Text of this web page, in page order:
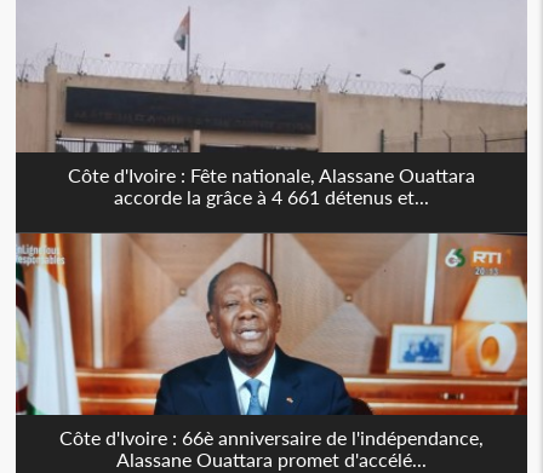
Côte d'Ivoire : Fête nationale, Alassane Ouattara
accorde la grâce à 4 661 détenus et...
Côte d'Ivoire : 66è anniversaire de l'indépendance,
Alassane Ouattara promet d'accélé...